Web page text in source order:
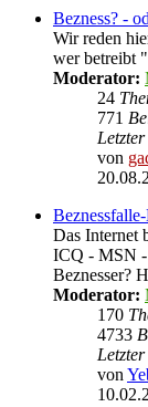
Bezness? -
Wir reden
wer betreibt
Moderator:
24
771
von
Das Internet
ICQ - MSN -
Beznesser?
Moderator:
170
4733
von